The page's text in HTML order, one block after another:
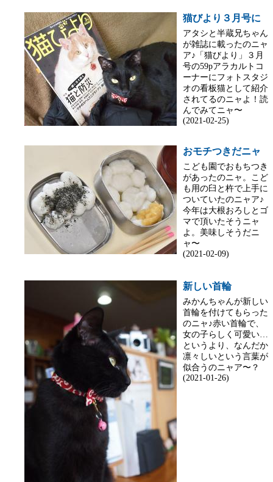
猫びより３月号に
アタシと半蔵兄ちゃん
が雑誌に載ったのニャ
ア♪「猫びより」３月
号の59pアラカルトコ
ーナーにフォトスタジ
オの看板猫として紹介
されてるのニャよ！読
んでみてニャ〜
(2021-02-25)
おモチつきだニャ
こども園でおもちつき
があったのニャ。こど
も用の臼と杵で上手に
ついていたのニャア♪
今年は大根おろしとゴ
マで頂いたそうニャ
よ。美味しそうだニ
ャ〜
(2021-02-09)
新しい首輪
みかんちゃんが新しい
首輪を付けてもらった
のニャ♪赤い首輪で、
女の子らしく可愛い…
というより、なんだか
凛々しいという言葉が
似合うのニャア〜？
(2021-01-26)